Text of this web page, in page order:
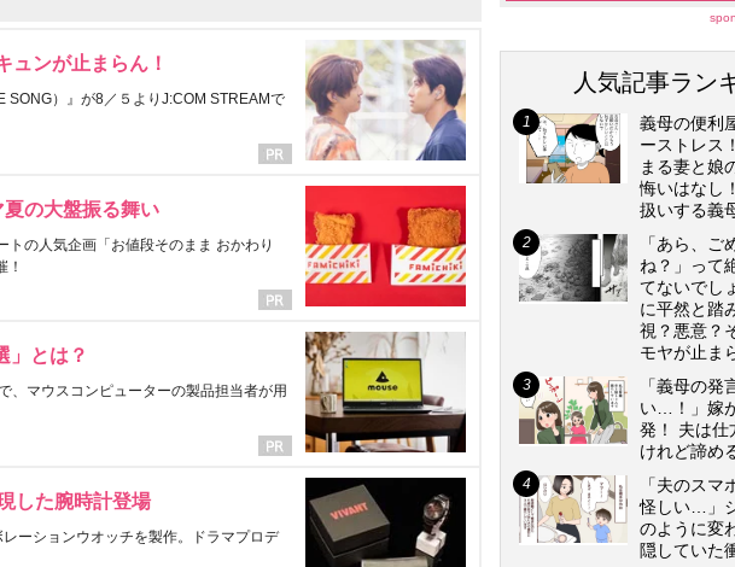
ュンが止まらん！
SONG）』が8／５よりJ:COM STREAMで
の大盤振る舞い
の人気企画「お値段そのまま おかわり
！
」とは？
、マウスコンピューターの製品担当者が用
した腕時計登場
ーションウオッチを製作。ドラマプロデ
人気記事ラン
義母の便利
ーストレス
まる妻と娘
悔いはなし
扱いする義
「あら、ご
ね？」って
てないでし
に平然と踏
視？悪意？
モヤが止ま
「義母の発
い…！」嫁
発！ 夫は仕
けれど諦め
「夫のスマ
怪しい…」
のように変
隠していた